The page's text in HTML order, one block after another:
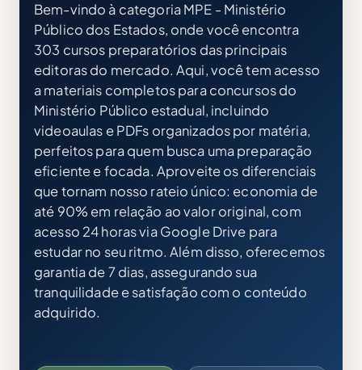
Bem-vindo à categoria MPE - Ministério
Público dos Estados, onde você encontra
303 cursos preparatórios das principais
editoras do mercado. Aqui, você tem acesso
a materiais completos para concursos do
Ministério Público estadual, incluindo
videoaulas e PDFs organizados por matéria,
perfeitos para quem busca uma preparação
eficiente e focada. Aproveite os diferenciais
que tornam nosso rateio único: economia de
até 90% em relação ao valor original, com
acesso 24 horas via Google Drive para
estudar no seu ritmo. Além disso, oferecemos
garantia de 7 dias, assegurando sua
tranquilidade e satisfação com o conteúdo
adquirido.